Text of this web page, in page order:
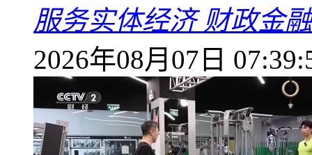
服务实体经济 财政金
2026年08月07日